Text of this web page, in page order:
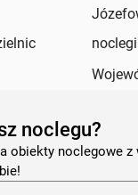
noclegu?
a obiekty noclegowe